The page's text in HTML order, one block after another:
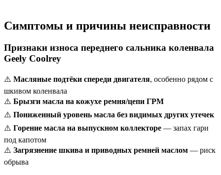
Симптомы и причины неисправности
Признаки износа переднего сальника коленвала
Geely Coolrey
⚠️ Масляные подтёки спереди двигателя, особенно рядом с
шкивом коленвала
⚠️ Брызги масла на кожухе ремня/цепи ГРМ
⚠️ Пониженный уровень масла без видимых других утечек
⚠️ Горение масла на выпускном коллекторе — запах гари
под капотом
⚠️ Загрязнение шкива и приводных ремней маслом — риск
обрыва